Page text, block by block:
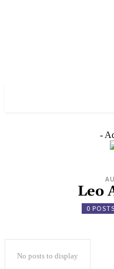
-
Leo
0 POSTS
No posts to display